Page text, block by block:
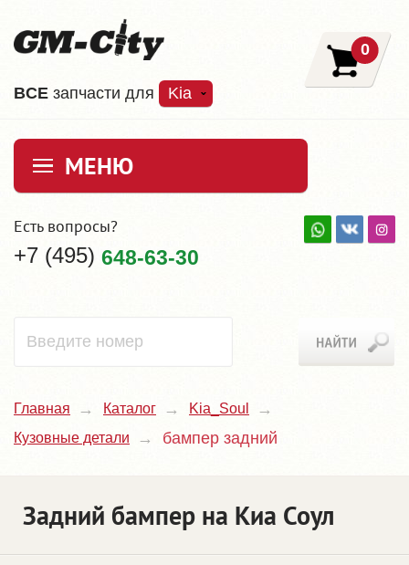
ВCE запчасти для Kia
0
МЕНЮ
Есть вопросы?
+7 (495) 648-63-30
Главная Каталог
Kia_Soul
Кузовные детали
бампер задний
Задний бампер на Киа Соул